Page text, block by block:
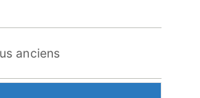
anciens